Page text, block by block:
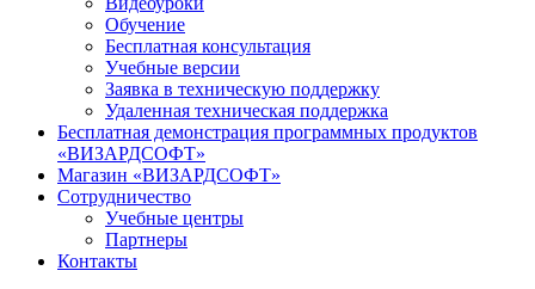
Обучение
Бесплатная консультация
Учебные версии
Заявка в техническую поддержку
Удаленная техническая поддержка
Бесплатная демонстрация программных продуктов
«ВИЗАРДСОФТ»
Магазин «ВИЗАРДСОФТ»
Сотрудничество
Учебные центры
Партнеры
Контакты